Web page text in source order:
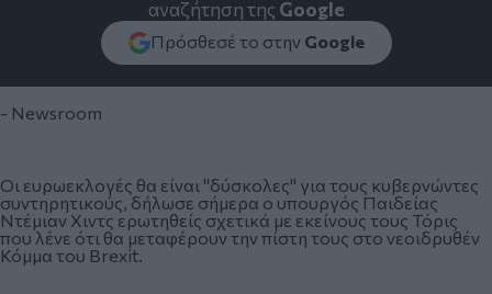
αναζήτηση της Google
Πρόσθεσέ το στην Google
- Newsroom
Οι ευρωεκλογές θα είναι "δύσκολες" για τους κυβερνώντες
συντηρητικούς, δήλωσε σήμερα ο υπουργός Παιδείας
Ντέμιαν Χιντς ερωτηθείς σχετικά με εκείνους τους Τόρις
που λένε ότι θα μεταφέρουν την πίστη τους στο νεοιδρυθέν
Κόμμα του Brexit.